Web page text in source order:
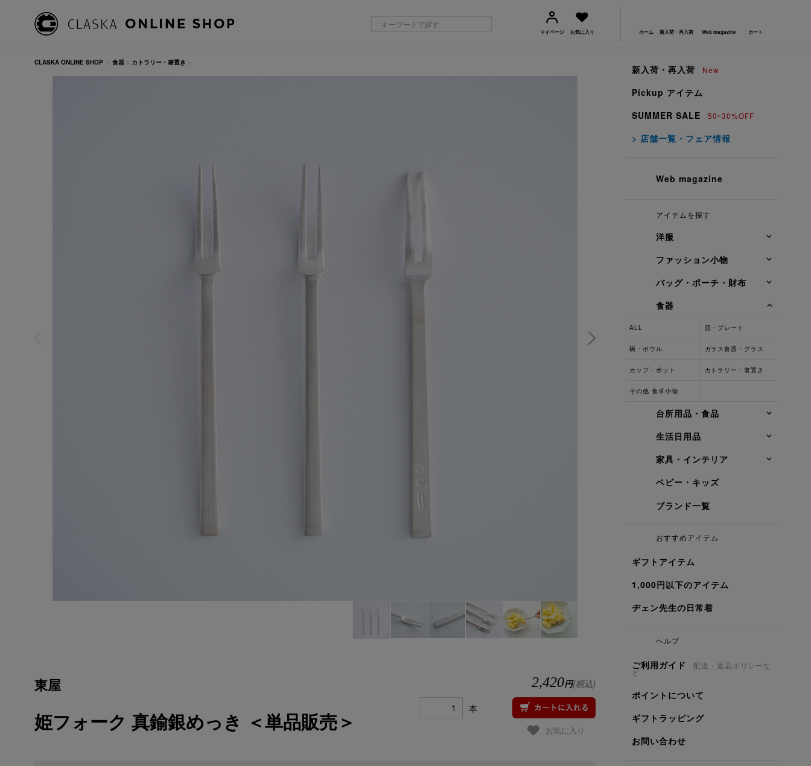
マイページ お気に入り ホーム 新入荷・再入荷 Web magazine カート
新入荷・再入荷 New
Pickup アイテム
SUMMER SALE
50~30%OFF
> 店舗一覧・フェア情報
Web magazine
アイテムを探す
洋服
ファッション小物
バッグ・ポーチ・財布
食器
ALL 皿・プレート
碗・ボウル ガラス食器・グラス
カップ・ポット カトラリー・箸置き
その他 食卓小物
台所用品・食品
生活日用品
家具・インテリア
ベビー・キッズ
ブランド一覧
おすすめアイテム
ギフトアイテム
1,000円以下のアイテム
ヂェン先生の日常着
ヘルプ
ご利用ガイド 配送・返品ポリシーな
ど
ポイントについて
ギフトラッピング
お問い合わせ
CLASKA ONLINE SHOP > 食器 > カトラリー・箸置き >
東屋
姫フォーク 真鍮銀めっき ＜単品販売＞
2,420円(税込)
本
お気に入り